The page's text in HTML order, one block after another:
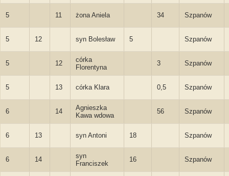
5 11 żona Aniela 34 Szpanów
5 12 syn Bolesław 5 Szpanów
5 12
córka
Florentyna
3 Szpanów
5 13 córka Klara 0,5 Szpanów
6 14
Agnieszka
Kawa wdowa
56 Szpanów
6 13 syn Antoni 18 Szpanów
6 14
syn
Franciszek
16 Szpanów